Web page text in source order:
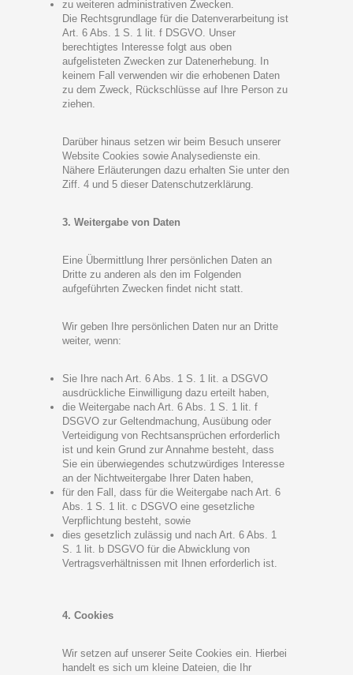
zu weiteren administrativen Zwecken.
Die Rechtsgrundlage für die Datenverarbeitung ist
Art. 6 Abs. 1 S. 1 lit. f DSGVO. Unser
berechtigtes Interesse folgt aus oben
aufgelisteten Zwecken zur Datenerhebung. In
keinem Fall verwenden wir die erhobenen Daten
zu dem Zweck, Rückschlüsse auf Ihre Person zu
ziehen.
Darüber hinaus setzen wir beim Besuch unserer
Website Cookies sowie Analysedienste ein.
Nähere Erläuterungen dazu erhalten Sie unter den
Ziff. 4 und 5 dieser Datenschutzerklärung.
3. Weitergabe von Daten
Eine Übermittlung Ihrer persönlichen Daten an
Dritte zu anderen als den im Folgenden
aufgeführten Zwecken findet nicht statt.
Wir geben Ihre persönlichen Daten nur an Dritte
weiter, wenn:
Sie Ihre nach Art. 6 Abs. 1 S. 1 lit. a DSGVO
ausdrückliche Einwilligung dazu erteilt haben,
die Weitergabe nach Art. 6 Abs. 1 S. 1 lit. f
DSGVO zur Geltendmachung, Ausübung oder
Verteidigung von Rechtsansprüchen erforderlich
ist und kein Grund zur Annahme besteht, dass
Sie ein überwiegendes schutzwürdiges Interesse
an der Nichtweitergabe Ihrer Daten haben,
für den Fall, dass für die Weitergabe nach Art. 6
Abs. 1 S. 1 lit. c DSGVO eine gesetzliche
Verpflichtung besteht, sowie
dies gesetzlich zulässig und nach Art. 6 Abs. 1
S. 1 lit. b DSGVO für die Abwicklung von
Vertragsverhältnissen mit Ihnen erforderlich ist.
4. Cookies
Wir setzen auf unserer Seite Cookies ein. Hierbei
handelt es sich um kleine Dateien, die Ihr